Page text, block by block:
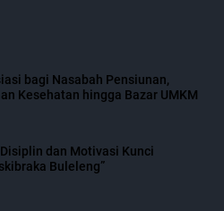
bagi Nasabah Pensiunan,
Kesehatan hingga Bazar UMKM
dan Motivasi Kunci
Buleleng”